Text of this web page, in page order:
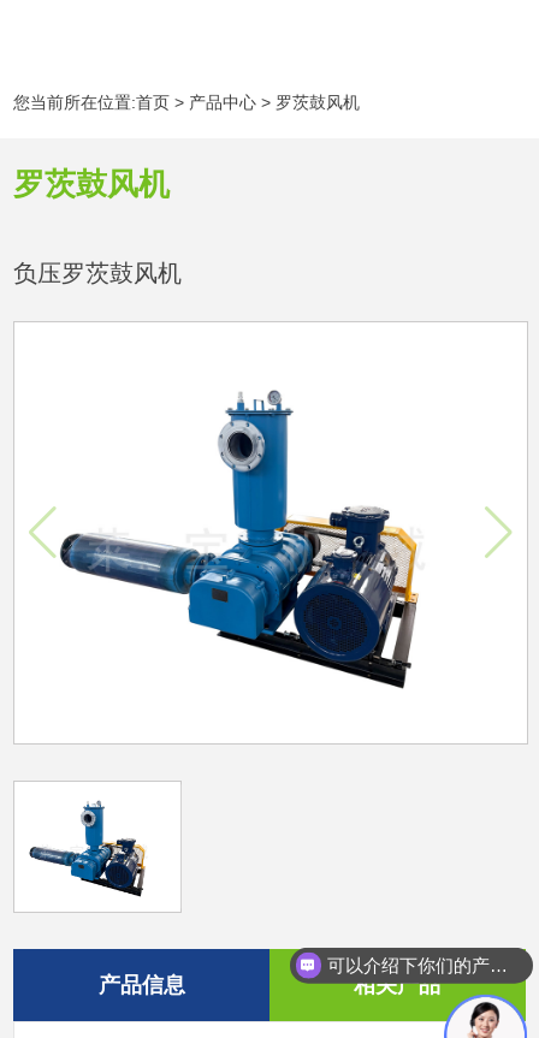
您当前所在位置:首页 > 产品中心 > 罗茨鼓风机
罗茨鼓风机
负压罗茨鼓风机
产品信息 相关产品
可以介绍下你们的产品么？